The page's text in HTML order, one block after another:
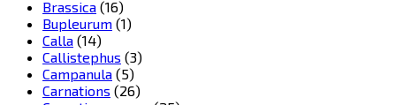
Brassica (16)
Bupleurum (1)
Calla (14)
Callistephus (3)
Campanula (5)
Carnations (26)